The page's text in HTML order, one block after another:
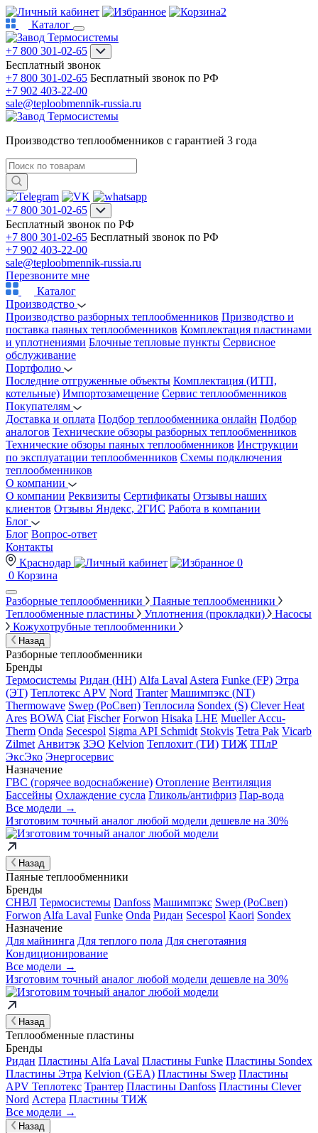
2
Каталог
+7 800 301-02-65
Бесплатный звонок
+7 800 301-02-65 Бесплатный звонок по РФ
+7 902 403-22-00
sale@teploobmennik-russia.ru
Производство теплообменников с гарантией 3 года
+7 800 301-02-65
Бесплатный звонок по РФ
+7 800 301-02-65 Бесплатный звонок по РФ
+7 902 403-22-00
sale@teploobmennik-russia.ru
Перезвоните мне
Каталог
Производство
Производство разборных теплообменников Призводство и
поставка паяных теплообменников Комплектация пластинами
и уплотнениями Блочные тепловые пункты Сервисное
обслуживание
Портфолио
Последние отгруженные объекты Комплектация (ИТП,
котельные) Импортозамещение Сервис теплообменников
Покупателям
Доставка и оплата Подбор теплообменника онлайн Подбор
аналогов Технические обзоры разборных теплообменников
Технические обзоры паяных теплообменников Инструкции
по эксплуатации теплообменников Схемы подключения
теплообменников
О компании
О компании Реквизиты Сертификаты Отзывы наших
клиентов Отзывы Яндекс, 2ГИС Работа в компании
Блог
Блог Вопрос-ответ
Контакты
Краснодар
0
0 Корзина
Разборные теплообменники
Паяные теплообменники
Теплообменные пластины
Уплотнения (прокладки)
Насосы
Кожухотрубные теплообменники
Назад
Разборные теплообменники
Бренды
Термосистемы Ридан (НН) Alfa Laval Astera Funke (FP) Этра
(ЭТ) Теплотекс APV Nord Tranter Машимпэкс (NT)
Thermowave Swep (РоСвеп) Теплосила Sondex (S) Clever Heat
Ares BOWA Ciat Fischer Forwon Hisaka LHE Mueller Accu-
Therm Onda Secespol Sigma API Schmidt Stokvis Tetra Pak Vicarb
Zilmet Анвитэк ЗЭО Kelvion Теплохит (ТИ) ТИЖ ТПлР
ЭксЭко Энергосервис
Назначение
ГВС (горячее водоснабжение) Отопление Вентиляция
Бассейны Охлаждение сусла Гликоль/антифриз Пар-вода
Все модели →
Изготовим точный аналог любой модели дешевле на 30%
Назад
Паяные теплообменники
Бренды
СНВЛ Термосистемы Danfoss Машимпэкс Swep (РоСвеп)
Forwon Alfa Laval Funke Onda Ридан Secespol Kaori Sondex
Назначение
Для майнинга Для теплого пола Для снеготаяния
Кондиционирование
Все модели →
Изготовим точный аналог любой модели дешевле на 30%
Назад
Теплообменные пластины
Бренды
Ридан Пластины Alfa Laval Пластины Funke Пластины Sondex
Пластины Этра Kelvion (GEA) Пластины Swep Пластины
APV Теплотекс Трантер Пластины Danfoss Пластины Clever
Nord Астера Пластины ТИЖ
Все модели →
Назад